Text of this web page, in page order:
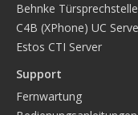
Estos CTI Server
Über Uns
Unser Team
Geschäftszeiten
Behnke
C4B (XPhone) UC
Estos CTI Server
Support
Fernwartung